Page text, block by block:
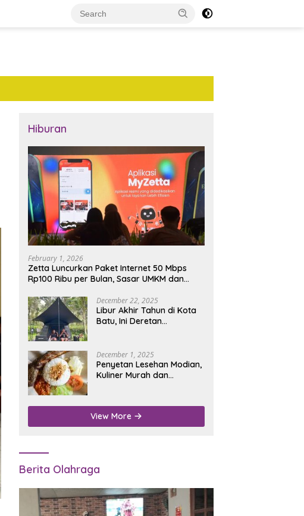
Hiburan
February 1, 2026
Zetta Luncurkan Paket Internet 50 Mbps
Rp100 Ribu per Bulan, Sasar UMKM dan
December 22, 2025
Libur Akhir Tahun di Kota
Batu, Ini Deretan
December 1, 2025
Penyetan Lesehan Modian,
Kuliner Murah dan
Nganjuk
View More
Berita Olahraga